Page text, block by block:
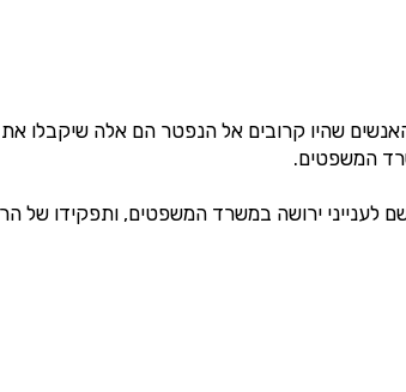
שהיו קרובים אל הנפטר הם אלה שיקבלו את
המשפטים.
ירושה במשרד המשפטים, ותפקידו של